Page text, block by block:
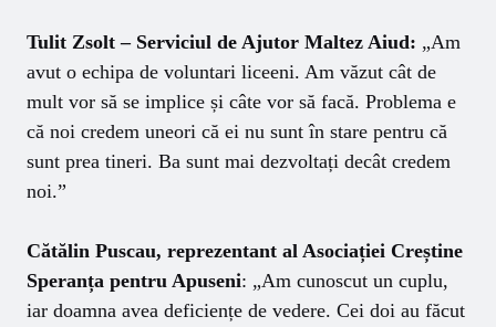
Tulit Zsolt – Serviciul de Ajutor Maltez Aiud: „Am
avut o echipa de voluntari liceeni. Am văzut cât de
mult vor să se implice și câte vor să facă. Problema e
că noi credem uneori că ei nu sunt în stare pentru că
sunt prea tineri. Ba sunt mai dezvoltați decât credem
noi.”
Cătălin Puscau, reprezentant al Asociației Creștine
Speranța pentru Apuseni: „Am cunoscut un cuplu,
iar doamna avea deficiențe de vedere. Cei doi au făcut